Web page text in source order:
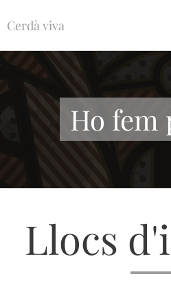
Cerdà viva
Ho fem
Llocs
Entra